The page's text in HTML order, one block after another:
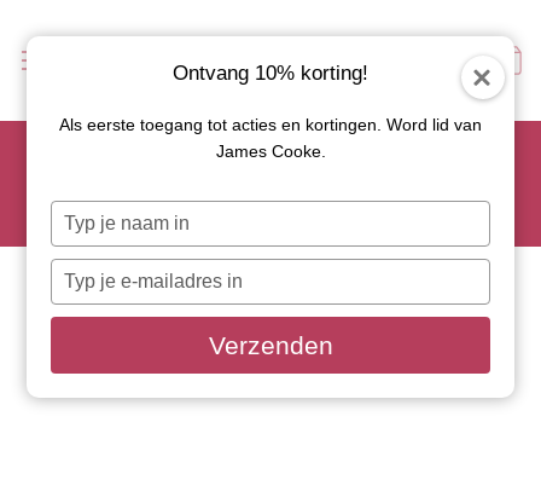
Scoor je favoriete tapasservies nu met 15% korting en
Let op: de actie geldt alleen op geselecteerde artikelen met
Ontvang 10% korting!
Als eerste toegang tot acties en kortingen. Word lid van
James Cooke.
Typ
je
naam
Typ
je
e-
in
Verzenden